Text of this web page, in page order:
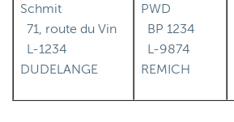
Schmit
71, route du Vin
L-1234
DUDELANGE
PWD
BP 1234
L-9874
REMICH